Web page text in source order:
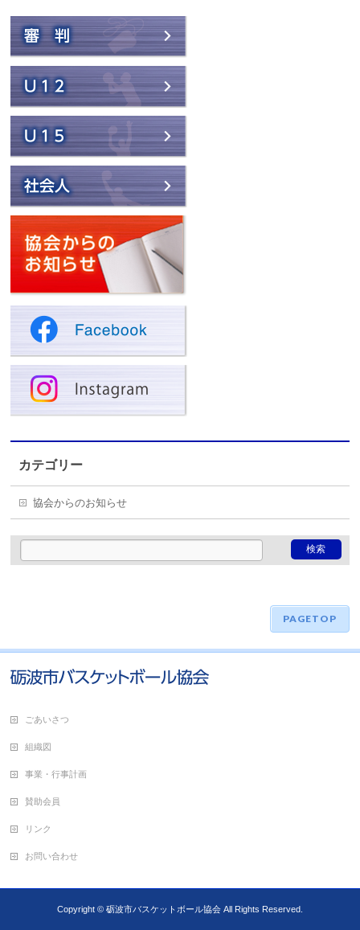
カテゴリー
協会からのお知らせ
PAGETOP
ごあいさつ
組織図
事業・行事計画
賛助会員
リンク
お問い合わせ
Copyright © 砺波市バスケットボール協会All Rights Reserved.